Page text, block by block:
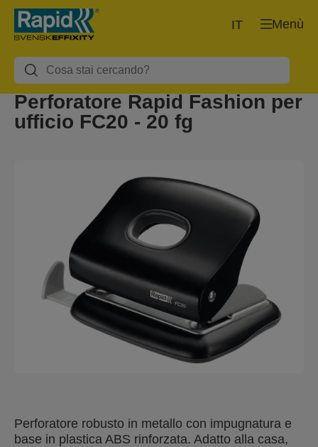
Menù
IT
Perforatore Rapid Fashion per
ufficio FC20 - 20 fg
Perforatore robusto in metallo con impugnatura e
base in plastica ABS rinforzata. Adatto alla casa,